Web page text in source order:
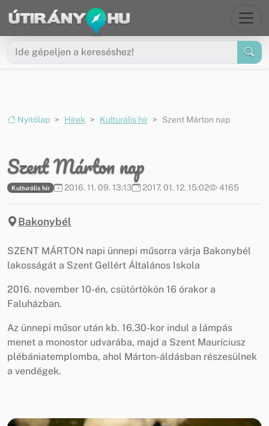
Ugrás a menüre
Ugrás a tartalomra
Nyitólap Hírek Kulturális hír Szent Márton nap
Szent Márton nap
Kulturális hír 2016. 11. 09. 13:13 2017. 01. 12. 15:02 4165
Bakonybél
SZENT MÁRTON napi ünnepi műsorra várja Bakonybél
lakosságát a Szent Gellért Általános Iskola
2016. november 10-én, csütörtökön 16 órakor a
Faluházban.
Az ünnepi műsor után kb. 16.30-kor indul a lámpás
menet a monostor udvarába, majd a Szent Mauríciusz
plébániatemplomba, ahol Márton-áldásban részesülnek
a vendégek.